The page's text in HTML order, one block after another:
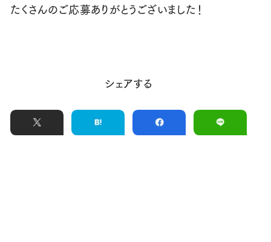
たくさんのご応募ありがとうございました！
シェアする